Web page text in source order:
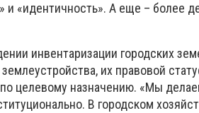
и «идентичность». А еще – более
инвентаризации городских
их правовой
целевому назначению. «Мы
В городском